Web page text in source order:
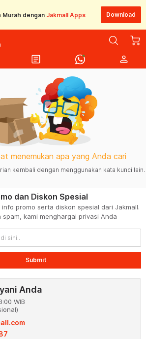
Murah dengan Jakmall Apps Download
article person
menemukan apa yang Anda cari
kembali dengan menggunakan kata kunci lain.
dan Diskon Spesial
info promo serta diskon spesial dari Jakmall.
spam, kami menghargai privasi Anda
Submit
Anda
WIB